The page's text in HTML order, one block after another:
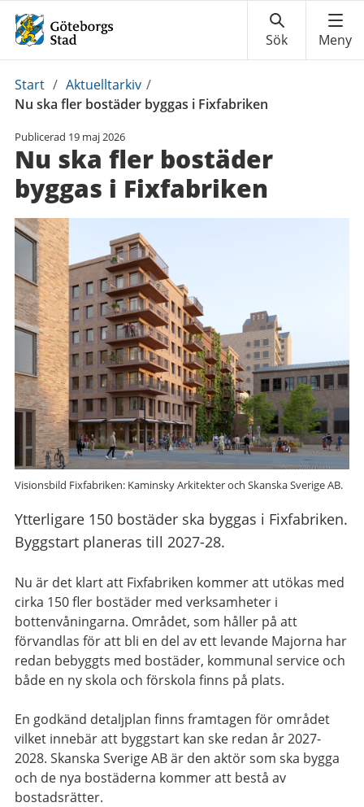
Du
är
Start / Aktuelltarkiv /
Nu ska fler bostäder byggas i Fixfabriken
Publicerad 19 maj 2026
Nu ska fler bostäder
byggas i Fixfabriken
Visionsbild Fixfabriken: Kaminsky Arkitekter och Skanska Sverige AB.
Ytterligare 150 bostäder ska byggas i Fixfabriken.
Byggstart planeras till 2027-28.
Nu är det klart att Fixfabriken kommer att utökas med
cirka 150 fler bostäder med verksamheter i
bottenvåningarna. Området, som håller på att
förvandlas för att bli en del av ett levande Majorna har
redan bebyggts med bostäder, kommunal service och
både en ny skola och förskola finns på plats.
En godkänd detaljplan finns framtagen för området
vilket innebär att byggstart kan ske redan år 2027-
2028. Skanska Sverige AB är den aktör som ska bygga
och de nya bostäderna kommer att bestå av
bostadsrätter.